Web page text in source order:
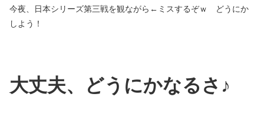
今夜、日本シリーズ第三戦を観ながら←ミスするぞｗ どうにか
しよう！
大丈夫、どうにかなるさ♪